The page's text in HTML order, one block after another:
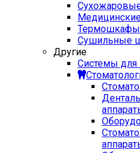
Термошкафы
Сушильные
Другие
Системы